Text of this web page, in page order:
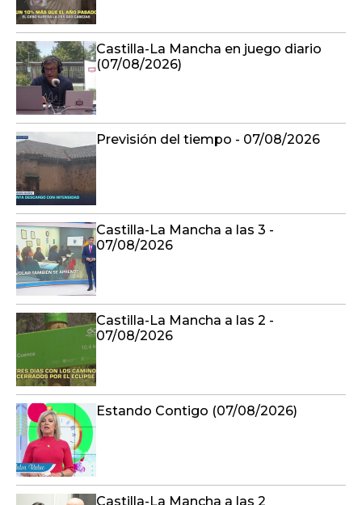
Castilla-La Mancha en juego diario
(07/08/2026)
Previsión del tiempo - 07/08/2026
Castilla-La Mancha a las 3 -
07/08/2026
Castilla-La Mancha a las 2 -
07/08/2026
Estando Contigo (07/08/2026)
Castilla-La Mancha a las 2